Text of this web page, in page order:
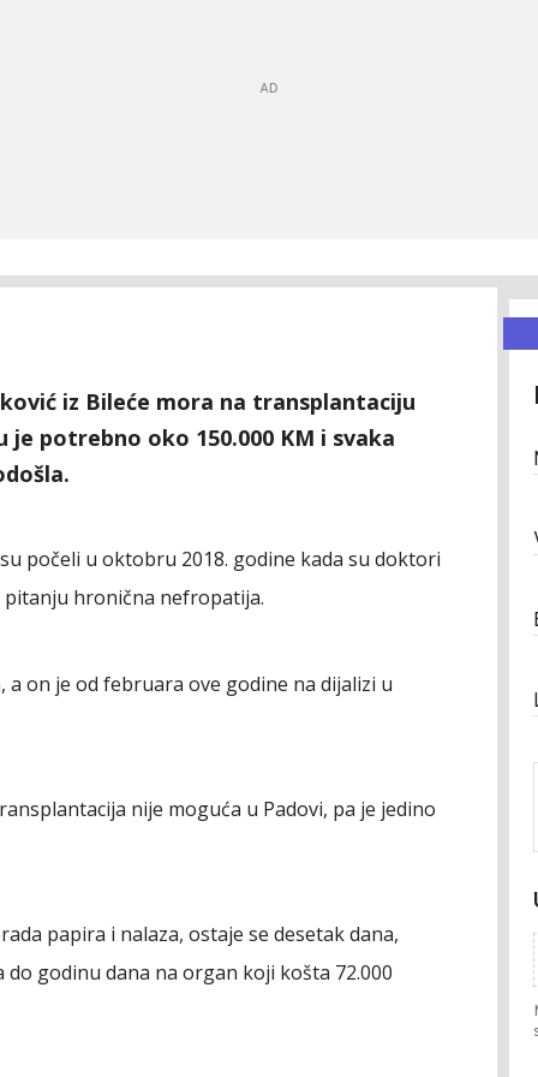
iz Bileće mora na transplantaciju
potrebno oko 150.000 KM i svaka
počeli u oktobru 2018. godine kada su doktori
hronična nefropatija.
on je od februara ove godine na dijalizi u
nije moguća u Padovi, pa je jedino
papira i nalaza, ostaje se desetak dana,
do godinu dana na organ koji košta 72.000